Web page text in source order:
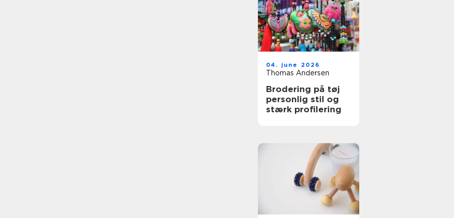
04. june 2026
Thomas Andersen
Brodering på tøj
personlig stil og
stærk profilering